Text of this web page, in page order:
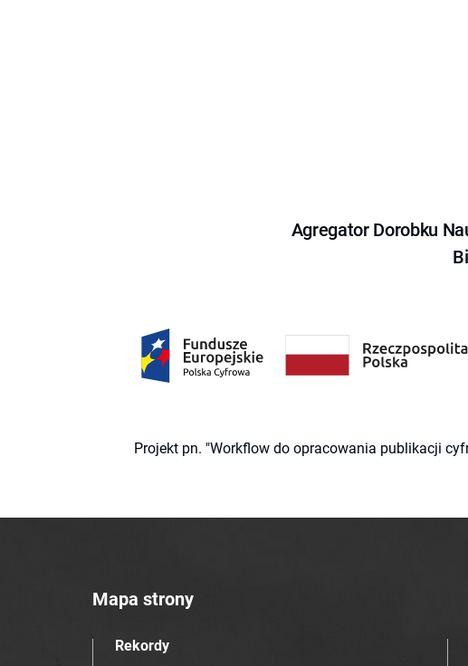
Agregator Dorobku
Projekt pn. "Workflow do opracowania publikacji
Mapa strony
Rekordy